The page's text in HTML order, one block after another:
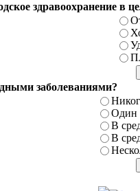
здравоохранение в
заболеваниями?
Один
В
В